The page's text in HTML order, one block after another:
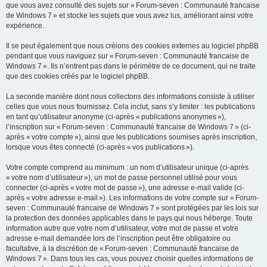
que vous avez consulté des sujets sur « Forum-seven : Communauté francaise
de Windows 7 » et stocke les sujets que vous avez lus, améliorant ainsi votre
expérience.
Il se peut également que nous créions des cookies externes au logiciel phpBB
pendant que vous naviguez sur « Forum-seven : Communauté francaise de
Windows 7 ». Ils n’entrent pas dans le périmètre de ce document, qui ne traite
que des cookies créés par le logiciel phpBB.
La seconde manière dont nous collectons des informations consiste à utiliser
celles que vous nous fournissez. Cela inclut, sans s’y limiter : les publications
en tant qu’utilisateur anonyme (ci-après « publications anonymes »),
l’inscription sur « Forum-seven : Communauté francaise de Windows 7 » (ci-
après « votre compte »), ainsi que les publications soumises après inscription,
lorsque vous êtes connecté (ci-après « vos publications »).
Votre compte comprend au minimum : un nom d’utilisateur unique (ci-après
« votre nom d’utilisateur »), un mot de passe personnel utilisé pour vous
connecter (ci-après « votre mot de passe »), une adresse e-mail valide (ci-
après « votre adresse e-mail »). Les informations de votre compte sur « Forum-
seven : Communauté francaise de Windows 7 » sont protégées par les lois sur
la protection des données applicables dans le pays qui nous héberge. Toute
information autre que votre nom d’utilisateur, votre mot de passe et votre
adresse e-mail demandée lors de l’inscription peut être obligatoire ou
facultative, à la discrétion de « Forum-seven : Communauté francaise de
Windows 7 ». Dans tous les cas, vous pouvez choisir quelles informations de